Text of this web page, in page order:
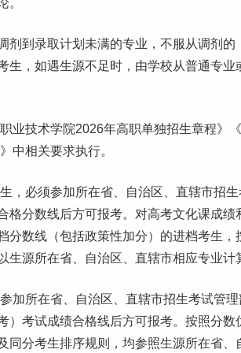
。
剂到录取计划未满的专业，不服从调剂的
，如遇生源不足时，由学校从普通专业
业技术学院2026年高职单独招生章程》
中相关要求执行。
，必须参加所在省、自治区、直辖市招
格分数线后方可报考。对高考文化课成绩
分数线（包括政策性加分）的进档考生，
源所在省、自治区、直辖市相应专业计
加所在省、自治区、直辖市招生考试管
）考试成绩合格线后方可报考。按照分数
同分考生排序规则，均参照生源所在省、